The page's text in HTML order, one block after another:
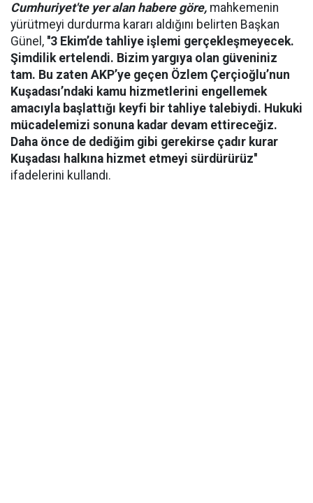
Cumhuriyet'te yer alan habere göre, mahkemenin
yürütmeyi durdurma kararı aldığını belirten Başkan
Günel, ''3 Ekim’de tahliye işlemi gerçekleşmeyecek.
Şimdilik ertelendi. Bizim yargıya olan güveniniz
tam. Bu zaten AKP’ye geçen Özlem Çerçioğlu’nun
Kuşadası’ndaki kamu hizmetlerini engellemek
amacıyla başlattığı keyfi bir tahliye talebiydi. Hukuki
mücadelemizi sonuna kadar devam ettireceğiz.
Daha önce de dediğim gibi gerekirse çadır kurar
Kuşadası halkına hizmet etmeyi sürdürürüz''
ifadelerini kullandı.